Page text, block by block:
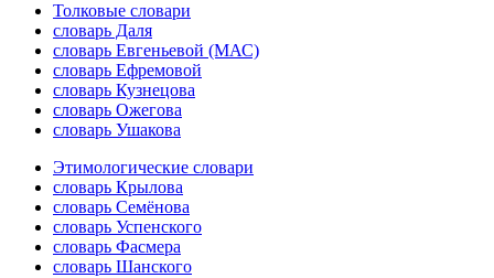
Толковые словари
словарь Даля
словарь Евгеньевой (МАС)
словарь Ефремовой
словарь Кузнецова
словарь Ожегова
словарь Ушакова
Этимологические словари
словарь Крылова
словарь Семёнова
словарь Успенского
словарь Фасмера
словарь Шанского